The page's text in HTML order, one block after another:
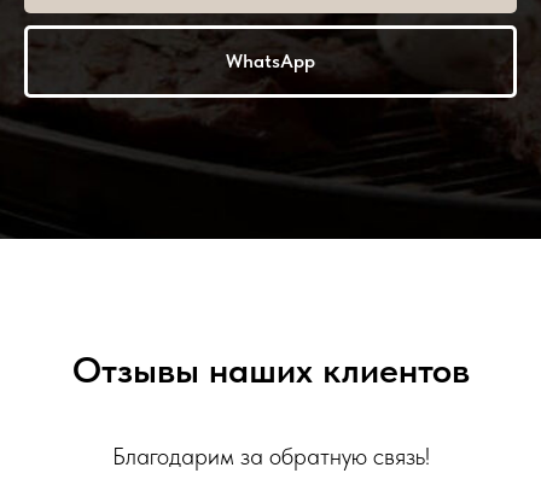
WhatsApp
Отзывы наших клиентов
Благодарим за обратную связь!